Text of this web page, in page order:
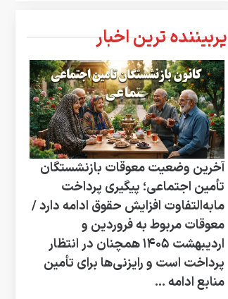
پربیننده ترین اخبار
آخرین وضعیت معوقات بازنشستگان
تأمین اجتماعی؛ پیگیری پرداخت
مابه‌التفاوت افزایش حقوق ادامه دارد /
معوقات مربوط به فروردین و
اردیبهشت ۱۴۰۵ همچنان در انتظار
پرداخت است و رایزنی‌ها برای تأمین
منابع ادامه ...